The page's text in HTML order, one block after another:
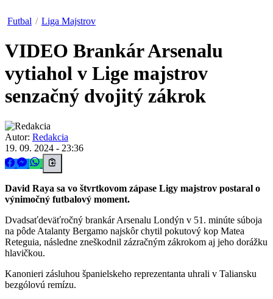
Futbal / Liga Majstrov
VIDEO Brankár Arsenalu
vytiahol v Lige majstrov
senzačný dvojitý zákrok
Autor: Redakcia
19. 09. 2024 - 23:36
David Raya sa vo štvrtkovom zápase Ligy majstrov postaral o
výnimočný futbalový moment.
Dvadsaťdeväťročný brankár Arsenalu Londýn v 51. minúte súboja
na pôde Atalanty Bergamo najskôr chytil pokutový kop Matea
Reteguia, následne zneškodnil zázračným zákrokom aj jeho dorážku
hlavičkou.
Kanonieri zásluhou španielskeho reprezentanta uhrali v Taliansku
bezgólovú remízu.